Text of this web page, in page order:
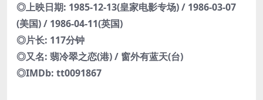
◎上映日期: 1985-12-13(皇家电影专场) / 1986-03-07
(美国) / 1986-04-11(英国)
◎片长: 117分钟
◎又名: 翡冷翠之恋(港) / 窗外有蓝天(台)
◎IMDb: tt0091867